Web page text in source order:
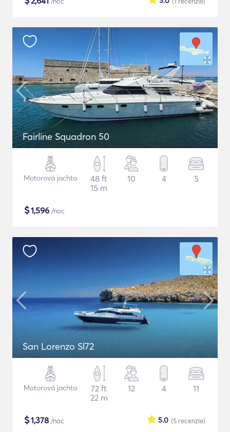
Fairline Squadron 50
Motorová jachta
48 ft
15 m
10 4 5
$1,596 /noc
San Lorenzo Sl72
Motorová jachta
72 ft
22 m
12 4 11
$1,378 /noc (5 recenzie)
5.0